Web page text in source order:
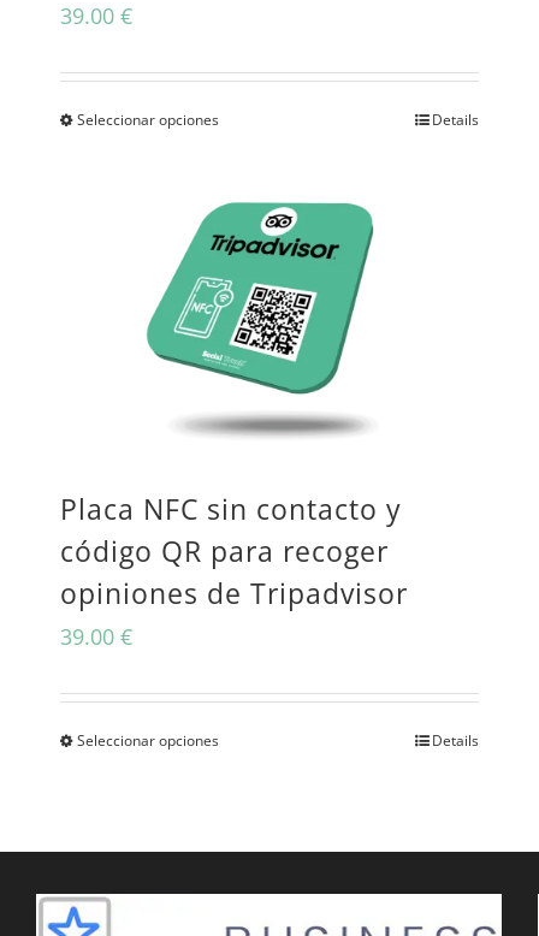
de
39.00 €
Seleccionar opcionesEste
tiene
múltiples
variantes.
Las
opciones
se
elegir
en
la
de
Details
Placa NFC sin contacto y
código QR para recoger
opiniones de Tripadvisor
39.00 €
Seleccionar opcionesEste
variantes.
Details